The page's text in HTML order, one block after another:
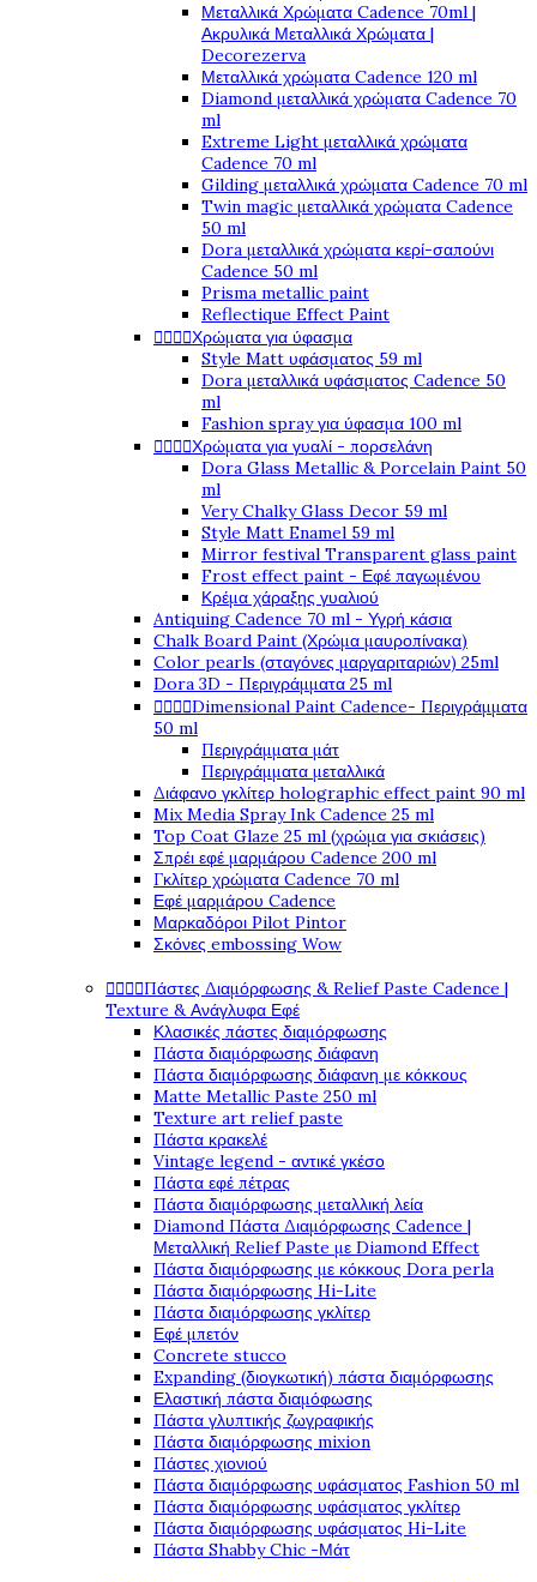
Μεταλλικά Χρώματα Cadence 70ml |
Ακρυλικά Μεταλλικά Χρώματα |
Decorezerva
Μεταλλικά χρώματα Cadence 120 ml
Diamond μεταλλικά χρώματα Cadence 70
ml
Extreme Light μεταλλικά χρώματα
Cadence 70 ml
Gilding μεταλλικά χρώματα Cadence 70 ml
Twin magic μεταλλικά χρώματα Cadence
50 ml
Dora μεταλλικά χρώματα κερί-σαπούνι
Cadence 50 ml
Prisma metallic paint
Reflectique Effect Paint
Χρώματα για ύφασμα
Style Matt υφάσματος 59 ml
Dora μεταλλικά υφάσματος Cadence 50
ml
Fashion spray για ύφασμα 100 ml
Χρώματα για γυαλί - πορσελάνη
Dora Glass Metallic & Porcelain Paint 50
ml
Very Chalky Glass Decor 59 ml
Style Matt Enamel 59 ml
Mirror festival Transparent glass paint
Frost effect paint - Εφέ παγωμένου
Κρέμα χάραξης γυαλιού
Antiquing Cadence 70 ml - Υγρή κάσια
Chalk Board Paint (Χρώμα μαυροπίνακα)
Color pearls (σταγόνες μαργαριταριών) 25ml
Dora 3D - Περιγράμματα 25 ml
Dimensional Paint Cadence- Περιγράμματα
50 ml
Περιγράμματα μάτ
Περιγράμματα μεταλλικά
Διάφανο γκλίτερ holographic effect paint 90 ml
Mix Media Spray Ink Cadence 25 ml
Top Coat Glaze 25 ml (χρώμα για σκιάσεις)
Σπρέι εφέ μαρμάρου Cadence 200 ml
Γκλίτερ χρώματα Cadence 70 ml
Εφέ μαρμάρου Cadence
Μαρκαδόροι Pilot Pintor
Σκόνες embossing Wow
Πάστες Διαμόρφωσης & Relief Paste Cadence |
Texture & Ανάγλυφα Εφέ
Κλασικές πάστες διαμόρφωσης
Πάστα διαμόρφωσης διάφανη
Πάστα διαμόρφωσης διάφανη με κόκκους
Matte Metallic Paste 250 ml
Texture art relief paste
Πάστα κρακελέ
Vintage legend - αντικέ γκέσο
Πάστα εφέ πέτρας
Πάστα διαμόρφωσης μεταλλική λεία
Diamond Πάστα Διαμόρφωσης Cadence |
Μεταλλική Relief Paste με Diamond Effect
Πάστα διαμόρφωσης με κόκκους Dora perla
Πάστα διαμόρφωσης Hi-Lite
Πάστα διαμόρφωσης γκλίτερ
Εφέ μπετόν
Concrete stucco
Expanding (διογκωτική) πάστα διαμόρφωσης
Ελαστική πάστα διαμόφωσης
Πάστα γλυπτικής ζωγραφικής
Πάστα διαμόρφωσης mixion
Πάστες χιονιού
Πάστα διαμόρφωσης υφάσματος Fashion 50 ml
Πάστα διαμόρφωσης υφάσματος γκλίτερ
Πάστα διαμόρφωσης υφάσματος Hi-Lite
Πάστα Shabby Chic -Μάτ